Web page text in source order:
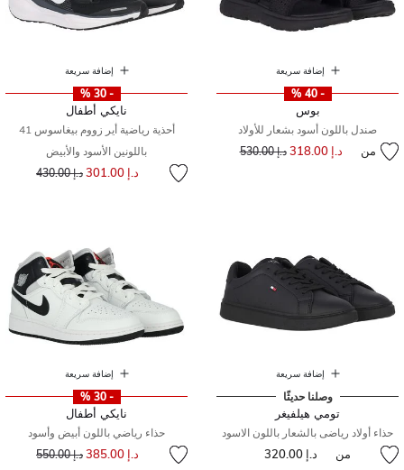
إضافة سريعة
- 40 %
بوس
صندل باللون أسود بشعار للأولاد
من د.إ 318.00 سعر مخفض مند.إ 530.00
إضافة سريعة
- 30 %
نايكي أطفال
أحذية رياضية أير زووم بيغاسوس 41
باللونين الأسود والأبيض
د.إ 301.00 سعر مخفض من
د.إ 430.00 إلى
إضافة سريعة
وصلنا حديثًا
تومي هيلفيغر
حذاء أولاد رياضى بالشعار باللون الاسود
من د.إ 320.00
إضافة سريعة
- 30 %
نايكي أطفال
حذاء رياضي باللون أبيض وأسود
د.إ 385.00 سعر مخفض من
د.إ 550.00 إلى